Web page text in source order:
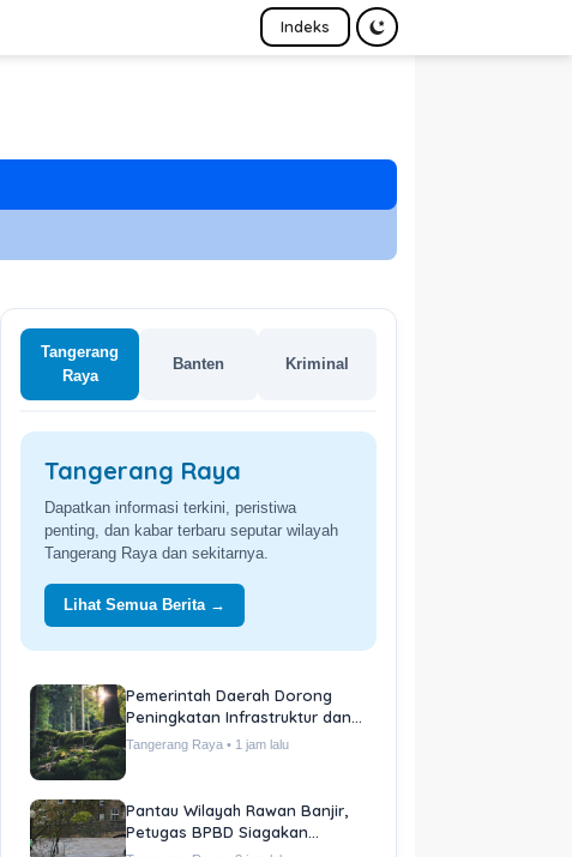
Indeks
Tangerang
Raya
Banten Kriminal
Provinsi Banten
Kumpulan berita terkini seputar kebijakan
daerah, ekonomi, dan perkembangan
wilayah Provinsi Banten.
Lihat Semua Berita →
Pemprov Banten Resmikan
Program Penguatan Ekonomi
Daerah
Banten • 2 jam lalu
Dinas Pariwisata Banten Pacu
Kunjungan Wisatawan Lokal